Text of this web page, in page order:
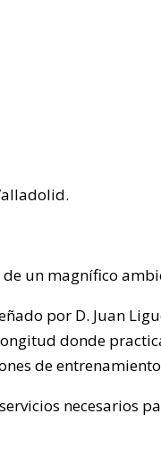
un magnífico
por D. Juan
donde
de
necesarios